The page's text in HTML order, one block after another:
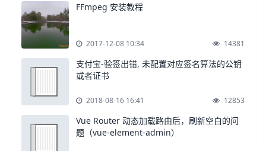
FFmpeg 安装教程
2017-12-08 10:34 14381
支付宝-验签出错, 未配置对应签名算法的公钥
或者证书
2018-08-16 16:41 12853
Vue Router 动态加载路由后，刷新空白的问
题（vue-element-admin）